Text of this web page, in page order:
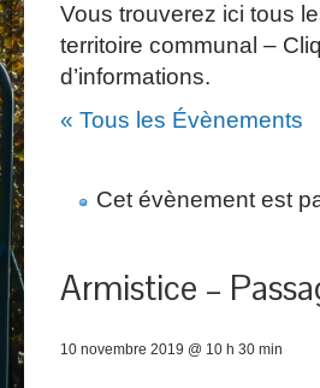
Vous trouverez ici tous
territoire communal –
d’informations.
« Tous les Évènements
Cet évènement est
Armistice –
10 novembre 2019 @ 10 h 30 min